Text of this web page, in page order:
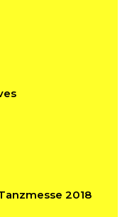
2018